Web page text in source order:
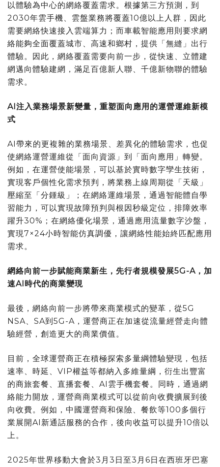
以體驗為中心的網絡覆蓋需求。根據第三方預測，到
2030年雲手機、雲盤業務將覆蓋10億以上人群，因此
需要網絡快速接入雲端算力；而車載智能應用則要求網
絡能夠全面覆蓋城市、高速和鄉村，提供「無縫」出行
體驗。因此，網絡覆蓋需要向前一步，從快速、立體建
網邁向體驗建網，滿足百億新人聯、千億新物聯的體驗
需求。
AI注入業務場景新變量，重塑面向應用的運營運維新模
式
AI帶來的更複雜的業務場景、差異化的體驗需求，也促
使網絡運營運維從「面向資源」到「面向應用」轉變。
例如，在運營使能場景，可以基於實時數字孿生技術，
實現客戶個性化需求預判，將業務上線周期從「天級」
壓縮至「分鍾級」；在網絡運維場景，通過智能體自學
習能力，可以實現故障預判與根因秒級定位，排障效率
躍升30%；在網絡優化場景，通過應用流量數字沙盤，
實現7×24小時智能仿真調優，讓網絡性能始終匹配應用
需求。
網絡向前一步賦能商業新生，先行者規模發展5G-A，加
速AI時代的商業變現
最後，網絡向前一步將帶來商業模式的變革，從5G
NSA、SA到5G-A，運營商正在加速從流量經營走向體
驗經營，創造更大的商業價值。
目前，全球運營商正在積極探索多量綱體驗變現，包括
速率、時延、VIP權益等都納入多維量綱，衍生出豐富
的商旅套餐、直播套餐、AI雲手機套餐。同時，通過網
絡能力開放，運營商商業模式可以從前向收費擴展到後
向收費。例如，中國運營商和保險、餐飲等100多個行
業展開AI新通話服務的合作，後向收益可以提升10倍以
上。
2025年世界移動大會於3月3日至3月6日在西班牙巴塞